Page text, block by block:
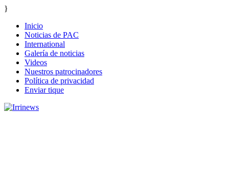
}
Inicio
Noticias de PAC
International
Galería de noticias
Videos
Nuestros patrocinadores
Política de privacidad
Enviar tique